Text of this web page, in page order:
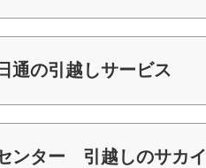
通の引越しサービス
ンター 引越しのサカイ